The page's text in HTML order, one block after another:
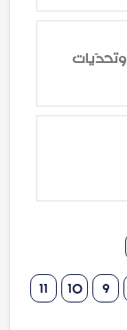
وتحدّيات
9
10
11